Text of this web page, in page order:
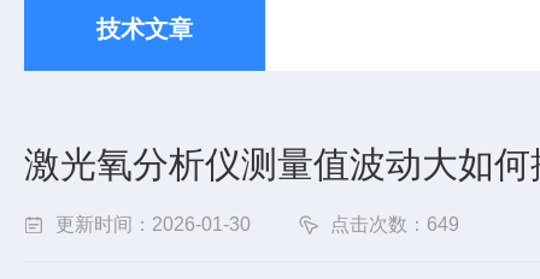
技术文章
激光氧分析仪测量值波动大如何
更新时间：2026-01-30 点击次数：649